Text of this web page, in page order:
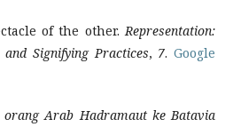
of the other. Representation:
Signifying Practices, 7.Google
orang Arab Hadramaut ke Batavia